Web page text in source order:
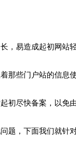
，易造成起初网站
那些门户站的信息
初尽快备案，以免
题，下面我们就针